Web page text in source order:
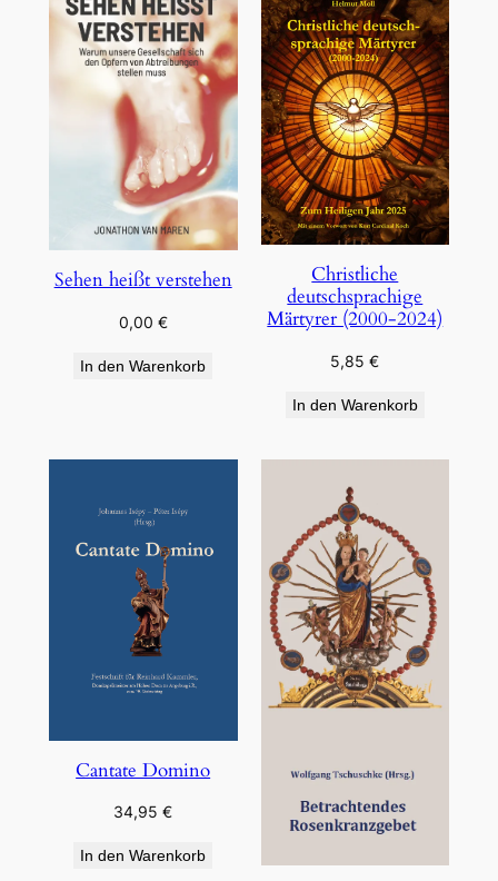
Sehen heißt verstehen
0,00 €
In den Warenkorb
Christliche
deutschsprachige
Märtyrer (2000-2024)
5,85€
In den Warenkorb
Cantate Domino
34,95€
In den Warenkorb